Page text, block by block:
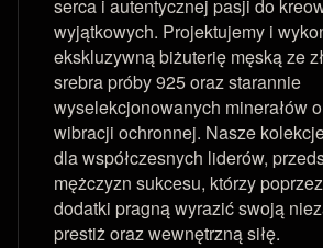
serca i autentycznej pasji do
wyjątkowych. Projektujemy i
ekskluzywną biżuterię męską ze
srebra próby 925 oraz starannie
wyselekcjonowanych minerałów
wibracji ochronnej. Nasze
dla współczesnych liderów,
mężczyzn sukcesu, którzy
dodatki pragną wyrazić swoją
prestiż oraz wewnętrzną siłę.